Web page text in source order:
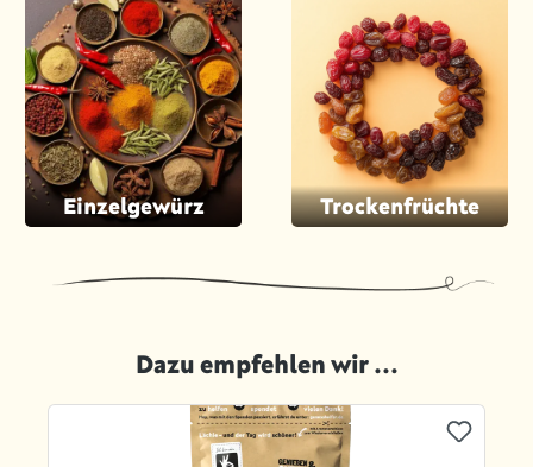
Einzelgewürz Trockenfrüchte
Dazu empfehlen wir ...
Produktgalerie überspringen